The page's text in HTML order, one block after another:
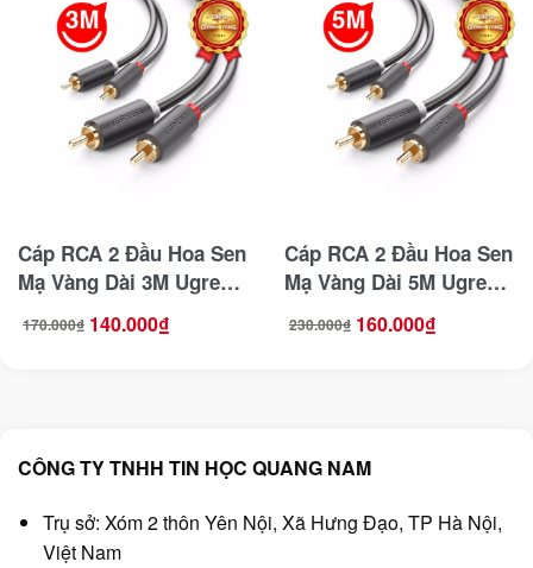
Cáp RCA 2 Đầu Hoa Sen
Mạ Vàng Dài 3M Ugreen
170.000₫
Giá
gốc 140.000₫
Giá
hiện
Cáp RCA 2 Đầu Hoa Sen
Mạ Vàng Dài 5M Ugreen
230.000₫
Giá
gốc 160.000₫
Giá
hiện
CÔNG TY TNHH TIN HỌC QUANG NAM
Trụ sở: Xóm 2 thôn Yên Nội, Xã Hưng Đạo, TP Hà Nội,
Việt Nam